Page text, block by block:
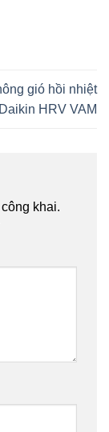
gió hồi nhiệt
Daikin HRV VAM
khai.